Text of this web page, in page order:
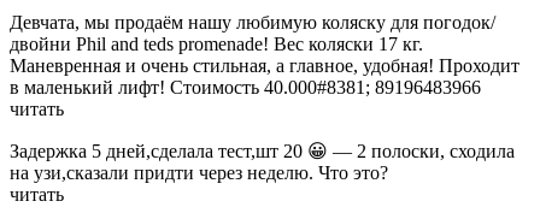
Девчата, мы продаём нашу любимую коляску для погодок/
двойни Phil and teds promenade! Вес коляски 17 кг.
Маневренная и очень стильная, а главное, удобная! Проходит
в маленький лифт! Стоимость 40.000#8381; 89196483966
читать
Задержка 5 дней,сделала тест,шт 20 😀 — 2 полоски, сходила
на узи,сказали придти через неделю. Что это?
читать